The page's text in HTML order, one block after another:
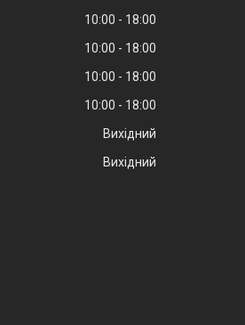
10:00
18:00
10:00
18:00
10:00
18:00
10:00
18:00
Вихідний
Вихідний